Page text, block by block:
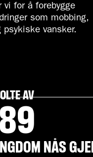
vi for å forebygge
som mobbing,
psykiske vansker.
AV
NÅS